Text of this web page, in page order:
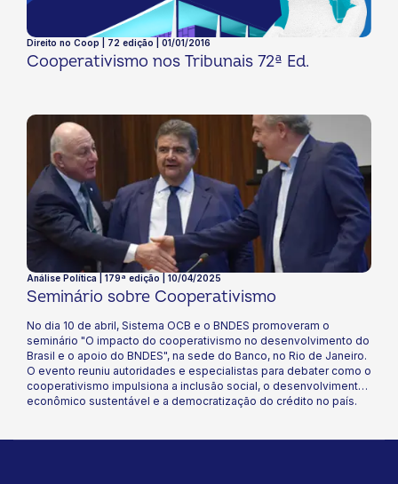
Direito no Coop | 72 edição | 01/01/2016
Cooperativismo nos Tribunais 72ª Ed.
Análise Política | 179ª edição | 10/04/2025
Seminário sobre Cooperativismo
No dia 10 de abril, Sistema OCB e o BNDES promoveram o
seminário "O impacto do cooperativismo no desenvolvimento do
Brasil e o apoio do BNDES", na sede do Banco, no Rio de Janeiro. ​
O evento reuniu autoridades e especialistas para debater como o
cooperativismo impulsiona a inclusão social, o desenvolvimento
econômico sustentável e a democratização do crédito no país.